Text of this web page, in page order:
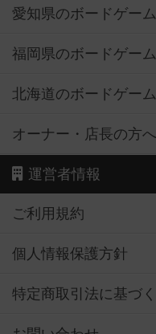
愛知県のボードゲー
福岡県のボードゲー
北海道のボードゲー
オーナー・店長の方へ
運営者情報
ご利用規約
個人情報保護方針
特定商取引法に基づ